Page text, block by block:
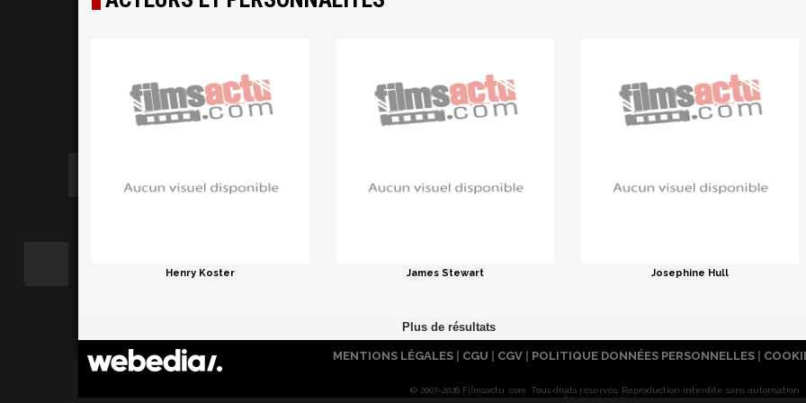
Henry Koster James Stewart Josephine Hull
MENTIONS LÉGALES | CGU | CGV | POLITIQUE DONNÉES PERSONNELLES |
© 2007-2026 Filmsactu .com. Tous droits réservés. Reproduction interdite sans autorisation.
Réalisation Vitalyn